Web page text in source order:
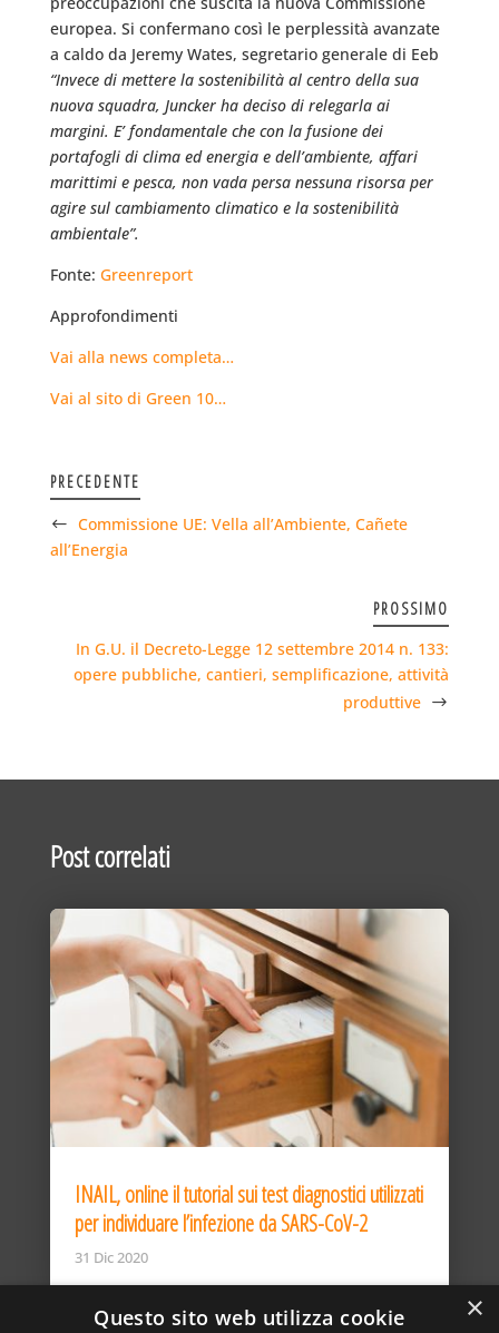
europea. Si confermano così le perplessità avanzate
a caldo da Jeremy Wates, segretario generale di Eeb
“Invece di mettere la sostenibilità al centro della sua
nuova squadra, Juncker ha deciso di relegarla ai
margini. E’ fondamentale che con la fusione dei
portafogli di clima ed energia e dell’ambiente, affari
marittimi e pesca, non vada persa nessuna risorsa per
agire sul cambiamento climatico e la sostenibilità
ambientale”.
Fonte: Greenreport
Approfondimenti
Vai alla news completa…
Vai al sito di Green 10…
PRECEDENTE
Commissione UE: Vella all’Ambiente, Cañete
all’Energia
PROSSIMO
In G.U. il Decreto-Legge 12 settembre 2014 n. 133:
opere pubbliche, cantieri, semplificazione, attività
produttive
Post correlati
INAIL, online il tutorial sui test diagnostici utilizzati
per individuare l’infezione da SARS-CoV-2
31 Dic 2020
×
Questo sito web utilizza cookie